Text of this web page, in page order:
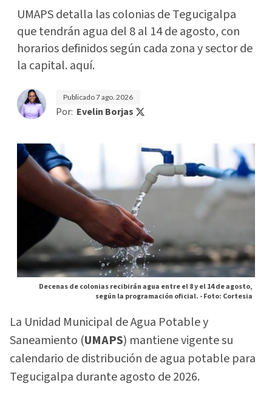
UMAPS detalla las colonias de Tegucigalpa
que tendrán agua del 8 al 14 de agosto, con
horarios definidos según cada zona y sector de
la capital. aquí.
Publicado7 ago. 2026
Por: Evelin Borjas
Decenas de colonias recibirán agua entre el 8 y el 14 de agosto,
según la programación oficial. -Foto: Cortesia
La Unidad Municipal de Agua Potable y
Saneamiento (UMAPS) mantiene vigente su
calendario de distribución de agua potable para
Tegucigalpa durante agosto de 2026.